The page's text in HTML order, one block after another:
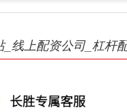
_线上配资公司_杠杆